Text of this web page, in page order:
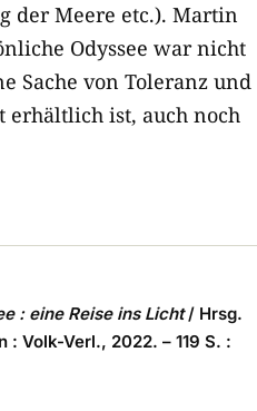
der Meere etc.). Martin
Odyssee war nicht
Sache von Toleranz und
erhältlich ist, auch noch
: eine Reise ins Licht/ Hrsg.
Volk-Verl., 2022. – 119 S. :